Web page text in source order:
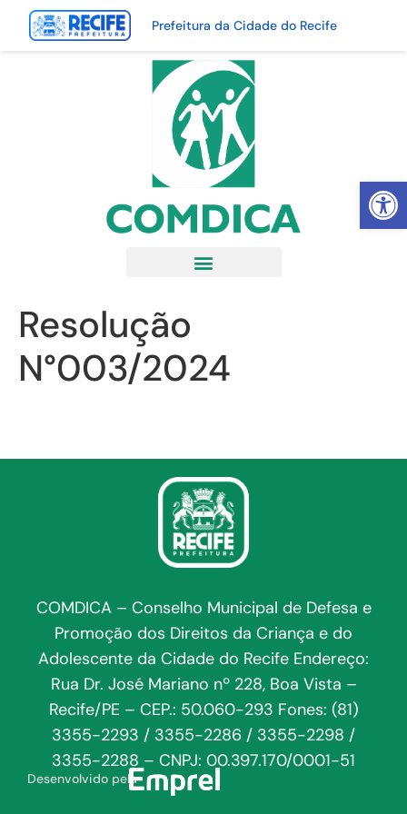
Abrir
Prefeitura da Cidade do Recife
Resolução
N°003/2024
COMDICA – Conselho Municipal de Defesa e
Promoção dos Direitos da Criança e do
Adolescente da Cidade do Recife Endereço:
Rua Dr. José Mariano nº 228, Boa Vista –
Recife/PE – CEP.: 50.060-293 Fones: (81)
3355-2293 / 3355-2286 / 3355-2298 /
3355-2288 – CNPJ: 00.397.170/0001-51
Desenvolvido pela